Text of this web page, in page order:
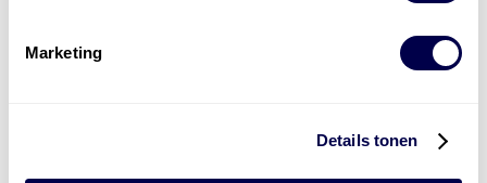
Marketing
Details tonen